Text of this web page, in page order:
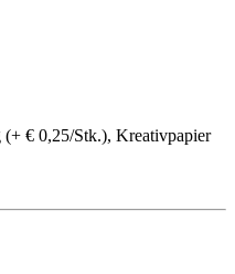
(+ € 0,25/Stk.), Kreativpapier